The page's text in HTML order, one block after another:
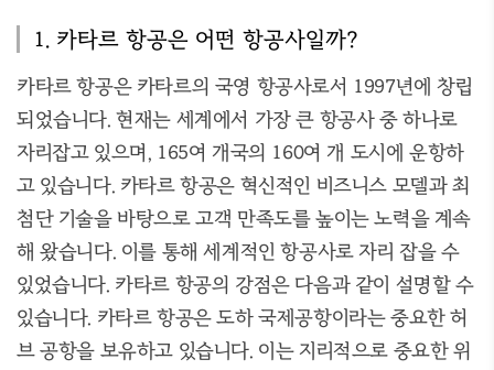
1. 카타르 항공은 어떤 항공사일까?
카타르 항공은 카타르의 국영 항공사로서 1997년에 창립
되었습니다. 현재는 세계에서 가장 큰 항공사 중 하나로
자리잡고 있으며, 165여 개국의 160여 개 도시에 운항하
고 있습니다. 카타르 항공은 혁신적인 비즈니스 모델과 최
첨단 기술을 바탕으로 고객 만족도를 높이는 노력을 계속
해 왔습니다. 이를 통해 세계적인 항공사로 자리 잡을 수
있었습니다. 카타르 항공의 강점은 다음과 같이 설명할 수
있습니다. 카타르 항공은 도하 국제공항이라는 중요한 허
브 공항을 보유하고 있습니다. 이는 지리적으로 중요한 위